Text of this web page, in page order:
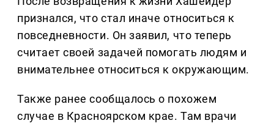
признался, что стал иначе относиться к
повседневности. Он заявил, что теперь
считает своей задачей помогать людям и
внимательнее относиться к окружающим.
Также ранее сообщалось о похожем
случае в Красноярском крае. Там врачи